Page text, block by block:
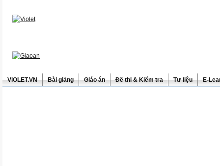
ViOLET.VN Bài giảng Giáo án Đề thi & Kiểm tra Tư liệu E-